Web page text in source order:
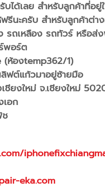
ได้เลย สำหรับลูกค้าที่อยู่
รีนะครับ สำหรับลูกค้าต่า
รถเหลือง รถทัวร์ หรือ
พอร์ต
(ห้องtemp362/1)
ฟต์แก้วมาอยู่ซ้ายมือ
ชียงใหม่ จ.เชียงใหม่
อก
eka.com